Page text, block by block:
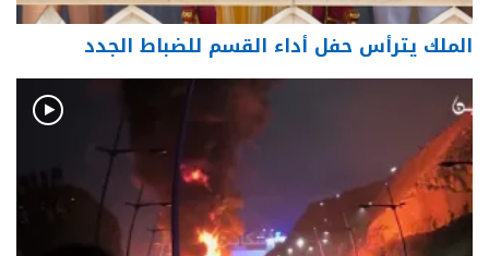
الملك يترأس حفل أداء القسم للضباط الجدد